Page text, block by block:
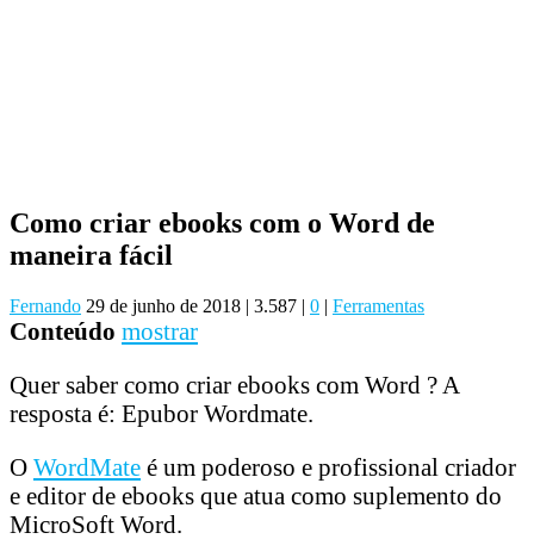
Como criar ebooks com o Word de
maneira fácil
Fernando 29 de junho de 2018 | 3.587 | 0 | Ferramentas
Conteúdo mostrar
Quer saber como criar ebooks com Word ? A
resposta é: Epubor Wordmate.
O WordMate é um poderoso e profissional criador
e editor de ebooks que atua como suplemento do
MicroSoft Word.